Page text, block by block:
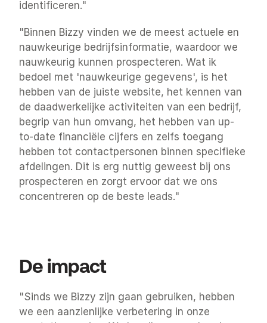
identificeren."
"Binnen Bizzy vinden we de meest actuele en
nauwkeurige bedrijfsinformatie, waardoor we
nauwkeurig kunnen prospecteren. Wat ik
bedoel met 'nauwkeurige gegevens', is het
hebben van de juiste website, het kennen van
de daadwerkelijke activiteiten van een bedrijf,
begrip van hun omvang, het hebben van up-
to-date financiële cijfers en zelfs toegang
hebben tot contactpersonen binnen specifieke
afdelingen. Dit is erg nuttig geweest bij ons
prospecteren en zorgt ervoor dat we ons
concentreren op de beste leads."
De impact
"Sinds we Bizzy zijn gaan gebruiken, hebben
we een aanzienlijke verbetering in onze